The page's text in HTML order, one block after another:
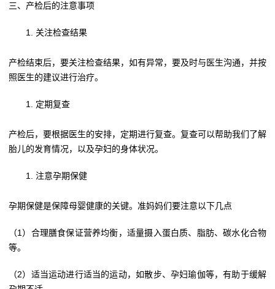
三、产检后的注意事项
关注检查结果
产检结束后，要关注检查结果，如有异常，要及时与医生沟通，并按
照医生的建议进行治疗。
定期复查
产检后，要根据医生的安排，定期进行复查。复查可以帮助我们了解
胎儿的发育情况，以及孕妇的身体状况。
注意孕期保健
孕期保健是保障母婴健康的关键。准妈妈们要注意以下几点
（1）合理膳食保证营养均衡，适量摄入蛋白质、脂肪、碳水化合物
等。
（2）适当运动进行适当的运动，如散步、孕妇瑜伽等，有助于缓解